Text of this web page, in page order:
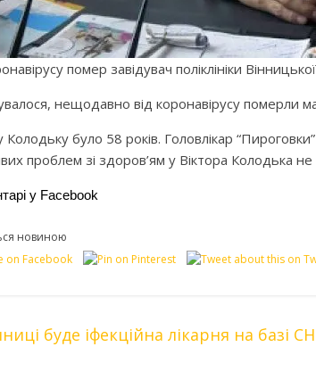
помер завідувач поліклініки
нещодавно від коронавірусу померли
Колодьку було 58 років. Головлікар
проблем зі здоров’ям у Віктора Колодька не
у Facebook
новиною
буде іфекційна лікарня на базі